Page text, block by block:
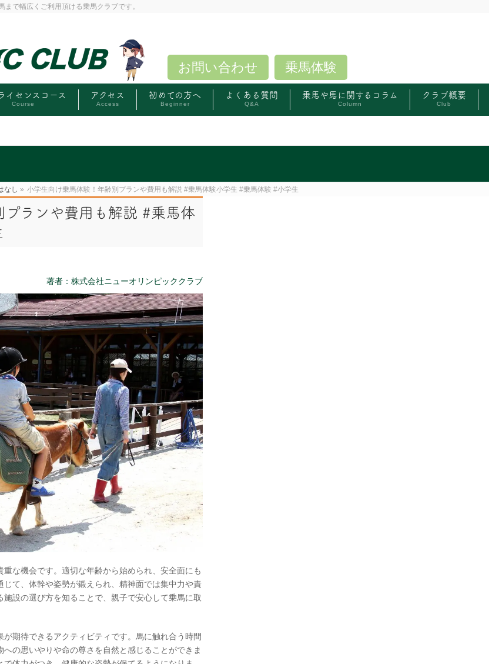
で幅広くご利用頂ける乗馬クラブです。
乗馬体験
お問い合わせ
イセンスコース
Course
アクセス
Access
初めての方へ
Beginner
よくある質問
Q&A
乗馬や馬に関するコラム
Column
クラブ概要
Club
なし » 小学生向け乗馬体験！年齢別プランや費用も解説 #乗馬体験小学生 #乗馬体験 #小学生
ランや費用も解説 #乗馬体
著者：株式会社ニューオリンピッククラブ
な機会です。適切な年齢から始められ、安全面にも
て、体幹や姿勢が鍛えられ、精神面では集中力や責
設の選び方を知ることで、親子で安心して乗馬に取
期待できるアクティビティです。馬に触れ合う時間
の思いやりや命の尊さを自然と感じることができま